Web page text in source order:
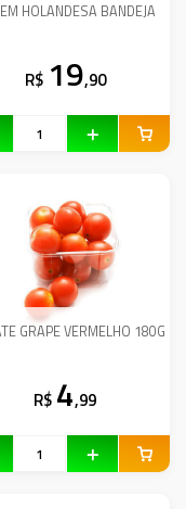
HOLANDESA BANDEJA
R$ 19,90
GRAPE VERMELHO 180G
R$ 4,99